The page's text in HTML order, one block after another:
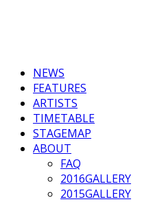
NEWS
FEATURES
ARTISTS
TIMETABLE
STAGEMAP
ABOUT
FAQ
2016GALLERY
2015GALLERY